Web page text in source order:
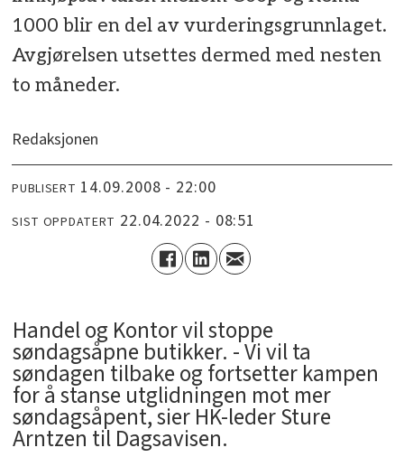
1000 blir en del av vurderingsgrunnlaget.
Avgjørelsen utsettes dermed med nesten
to måneder.
Redaksjonen
PUBLISERT 14.09.2008 - 22:00
SIST OPPDATERT 22.04.2022 - 08:51
Handel og Kontor vil stoppe
søndagsåpne butikker. - Vi vil ta
søndagen tilbake og fortsetter kampen
for å stanse utglidningen mot mer
søndagsåpent, sier HK-leder Sture
Arntzen til Dagsavisen.